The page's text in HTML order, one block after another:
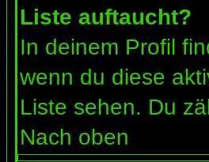
Liste auftaucht?
In deinem Profil
wenn du diese
Liste sehen. Du
Nach oben